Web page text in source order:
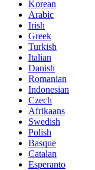
Korean
Arabic
Irish
Greek
Turkish
Italian
Danish
Romanian
Indonesian
Czech
Afrikaans
Swedish
Polish
Basque
Catalan
Esperanto